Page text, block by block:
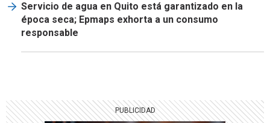
Servicio de agua en Quito está garantizado en la
época seca; Epmaps exhorta a un consumo
responsable